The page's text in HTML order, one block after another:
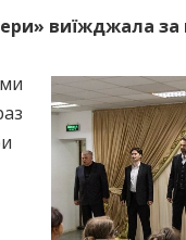
виїжджала за